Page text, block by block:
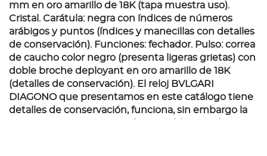
mm en oro amarillo de 18K (tapa muestra uso).
Cristal. Carátula: negra con índices de números
arábigos y puntos (índices y manecillas con detalles
de conservación). Funciones: fechador. Pulso: correa
de caucho color negro (presenta ligeras grietas) con
doble broche deployant en oro amarillo de 18K
(detalles de conservación). El reloj BVLGARI
DIAGONO que presentamos en este catálogo tiene
detalles de conservación, funciona, sin embargo la